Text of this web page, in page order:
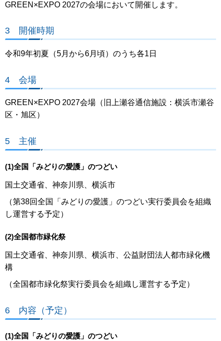
GREEN×EXPO 2027の会場において開催します。
3 開催時期
令和9年初夏（5月から6月頃）のうち各1日
4 会場
GREEN×EXPO 2027会場（旧上瀬谷通信施設：横浜市瀬谷
区・旭区）
5 主催
(1)全国「みどりの愛護」のつどい
国土交通省、神奈川県、横浜市
（第38回全国「みどりの愛護」のつどい実行委員会を組織
し運営する予定）
(2)全国都市緑化祭
国土交通省、神奈川県、横浜市、公益財団法人都市緑化機
構
（全国都市緑化祭実行委員会を組織し運営する予定）
6 内容（予定）
(1)全国「みどりの愛護」のつどい